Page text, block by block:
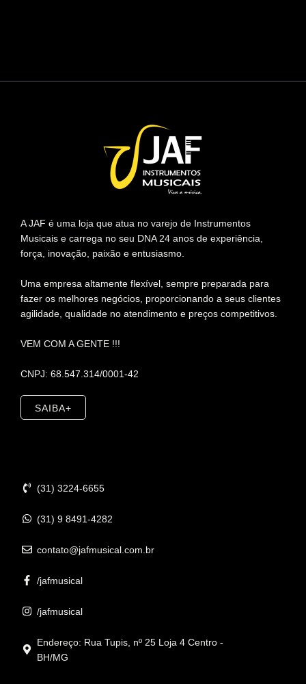
A JAF é uma loja que atua no varejo de Instrumentos
Musicais e carrega no seu DNA 24 anos de experiência,
força, inovação, paixão e entusiasmo.
Uma empresa altamente flexível, sempre preparada para
fazer os melhores negócios, proporcionando a seus clientes
agilidade, qualidade no atendimento e preços competitivos.
VEM COM A GENTE !!!
CNPJ: 68.547.314/0001-42
SAIBA+
(31) 3224-6655
(31) 9 8491-4282
contato@jafmusical.com.br
/jafmusical
/jafmusical
Endereço: Rua Tupis, nº 25 Loja 4 Centro -
BH/MG